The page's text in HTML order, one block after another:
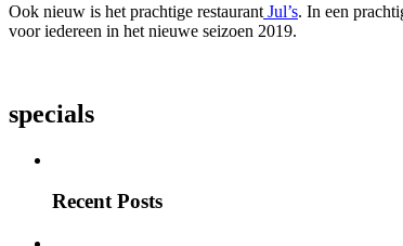
Ook nieuw is het prachtige restaurant Jul’s. In een
voor iedereen in het nieuwe seizoen 2019.
specials
Recent Posts